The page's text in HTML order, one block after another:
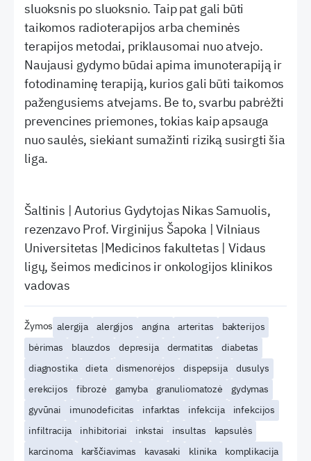
sluoksnis po sluoksnio. Taip pat gali būti
taikomos radioterapijos arba cheminės
terapijos metodai, priklausomai nuo atvejo.
Naujausi gydymo būdai apima imunoterapiją ir
fotodinaminę terapiją, kurios gali būti taikomos
pažengusiems atvejams. Be to, svarbu pabrėžti
prevencines priemones, tokias kaip apsauga
nuo saulės, siekiant sumažinti riziką susirgti šia
liga.
Šaltinis | Autorius Gydytojas Nikas Samuolis,
rezenzavo Prof. Virginijus Šapoka | Vilniaus
Universitetas |Medicinos fakultetas | Vidaus
ligų, šeimos medicinos ir onkologijos klinikos
vadovas
Žymos alergija alergijos angina arteritas
bakterijos
bėrimas
blauzdos depresija dermatitas
diabetas
diagnostika
dieta dismenorėjos dispepsija
dusulys
erekcijos
fibrozė gamyba granuliomatozė
gydymas
gyvūnai
imunodeficitas infarktas infekcija
infekcijos
infiltracija
inhibitoriai inkstai insultas
kapsulės
karcinoma
karščiavimas kavasaki klinika komplikacija